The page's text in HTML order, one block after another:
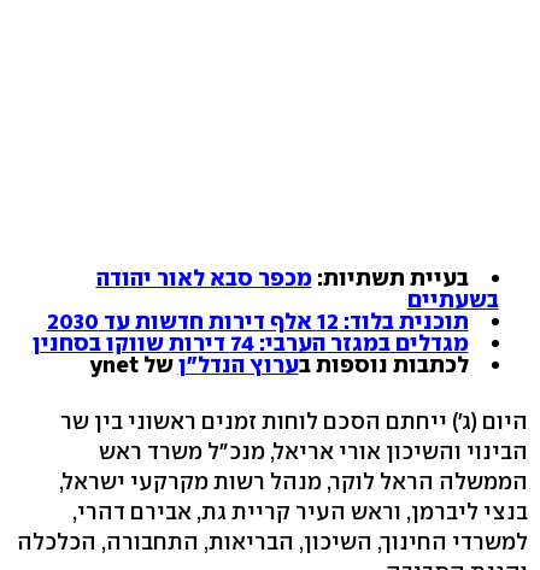
בעיית תשתיות:מכפר סבא לאור יהודה
בשעתיים
תוכנית בלוד: 12 אלף דירות חדשות עד 2030
מגדלים במגזר הערבי: 74 דירות שווקו בסחנין
לכתבות נוספות בערוץ הנדל"ןשל ynet
היום (ג') ייחתם הסכם לוחות זמנים ראשוני בין שר
הבינוי והשיכון אורי אריאל, מנכ"ל משרד ראש
הממשלה הראל לוקר, מנהל רשות מקרקעי ישראל,
בנצי ליברמן, וראש העיר קריית גת, אבירם דהרי,
למשרדי החינוך, השיכון, הבריאות, התחבורה, הכלכלה